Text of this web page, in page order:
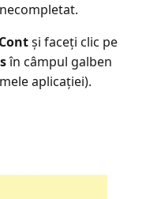
Contși faceți clic pe
în câmpul galben
aplicației).